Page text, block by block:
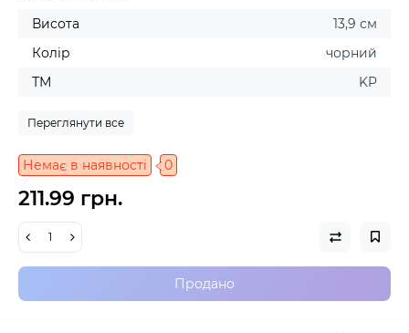
Висота
13,9 см
Колір
чорний
ТМ
KP
Переглянути все
Немає в наявності 0
211.99 грн.
Продано